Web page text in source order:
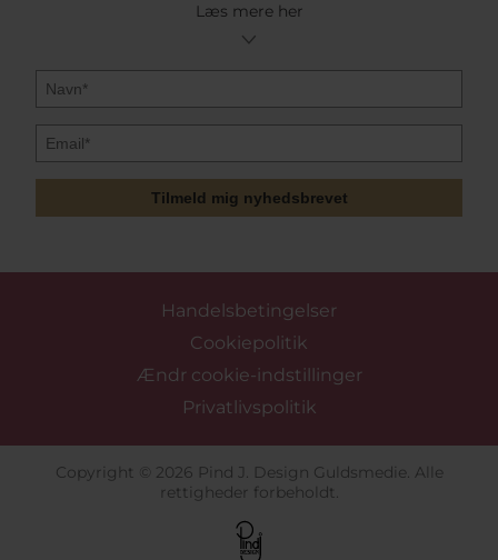
Læs mere her
Tilmeld mig nyhedsbrevet
Handelsbetingelser
Cookiepolitik
Ændr cookie-indstillinger
Privatlivspolitik
Copyright © 2026 Pind J. Design Guldsmedie. Alle
rettigheder forbeholdt.